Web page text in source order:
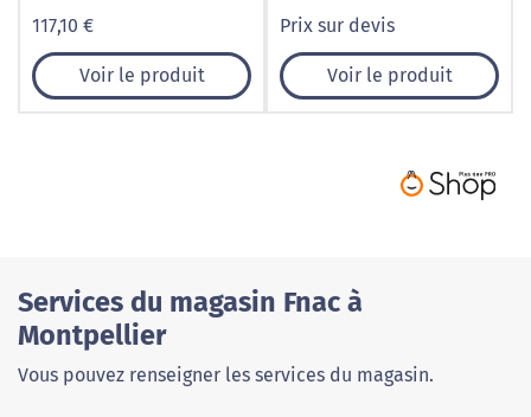
117,10 €
Voir le produit
logo
Prix sur devis
Voir le produit
Services du magasin Fnac à
Montpellier
Vous pouvez renseigner les services du magasin.